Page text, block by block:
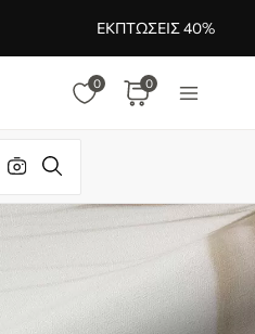
ΕΚΠΤΏΣΕΙΣ 40%
0 0